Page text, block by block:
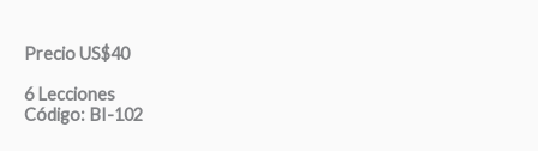
Precio US$40
6 Lecciones
Código: BI-102